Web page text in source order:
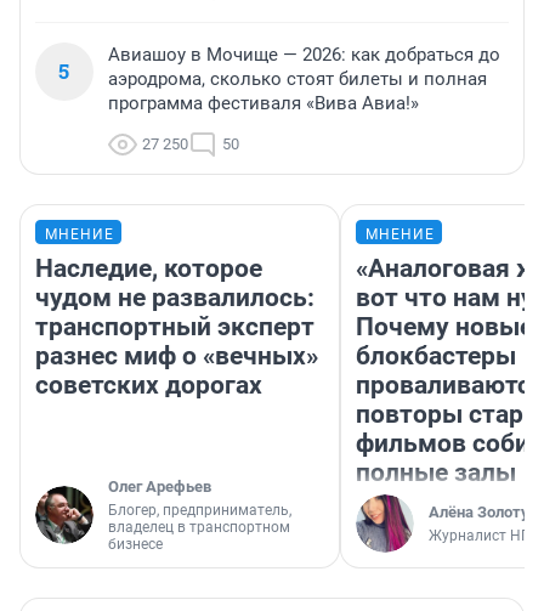
5
Авиашоу в Мочище — 2026: как добраться до
аэродрома, сколько стоят билеты и полная
программа фестиваля «Вива Авиа!»
27 250 50
МНЕНИЕ
Наследие, которое
чудом не развалилось:
транспортный эксперт
разнес миф о «вечных»
советских дорогах
Олег Арефьев
Блогер, предприниматель,
владелец в транспортном
бизнесе
МНЕНИЕ
«Аналоговая
вот что нам
Почему новые
блокбастеры
повторы
фильмов
полные залы
Алёна
Журналист НГС